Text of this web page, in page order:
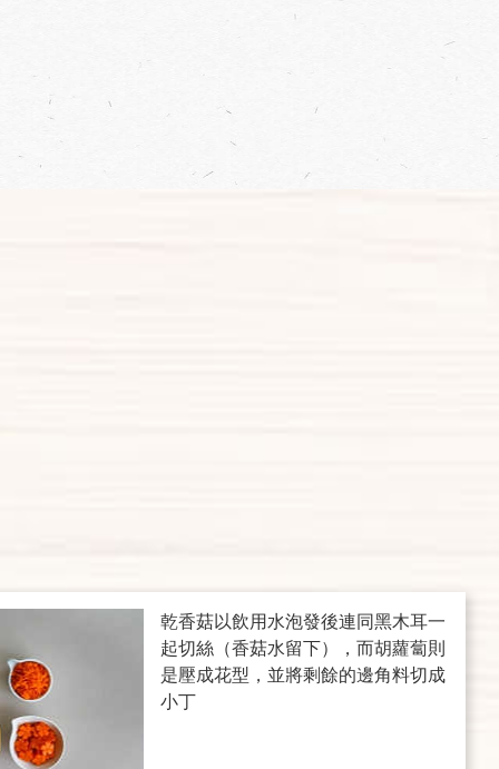
乾香菇以飲用水泡發後連同黑木耳一
起切絲（香菇水留下），而胡蘿蔔則
是壓成花型，並將剩餘的邊角料切成
小丁